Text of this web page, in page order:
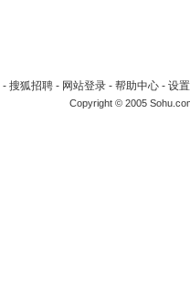
- 搜狐招聘 - 网站登录 - 帮助中心 - 设
Copyright © 2005